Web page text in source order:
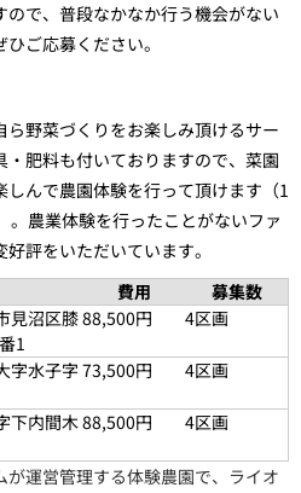
で、普段なかなか行う機会がない
ご応募ください。
野菜づくりをお楽しみ頂けるサー
肥料も付いておりますので、菜園
んで農園体験を行って頂けます（1
。農業体験を行ったことがないファ
評をいただいています。
費用
募集数
見沼区膝
1
88,500円 4区画
字水子字 73,500円 4区画
下内間木88,500円 4区画
運営管理する体験農園で、ライオ